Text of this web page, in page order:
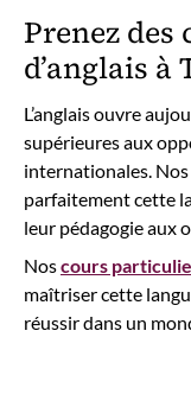
Prenez
d’anglais à
L’anglais ouvre
supérieures aux
internationales. Nos
parfaitement cette
leur pédagogie aux
Noscours
maîtriser cette
réussir dans un